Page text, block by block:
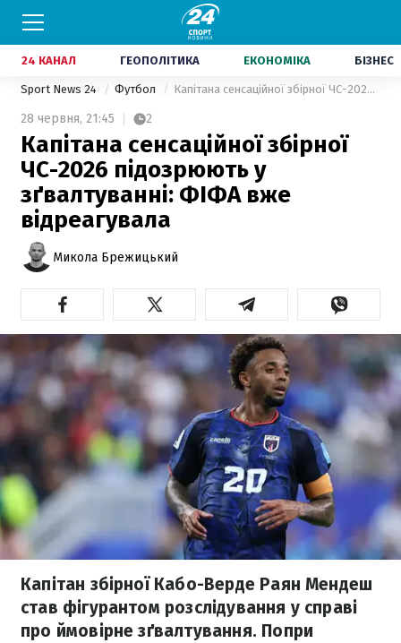
24 КАНАЛ ГЕОПОЛІТИКА ЕКОНОМІКА БІЗНЕС
Sport News 24 Футбол Капітана сенсаційної збірної ЧС-2026 підозрюють у зґвалтуванні: ФІФА вже відреагувала
28 червня, 21:45 2
Капітана сенсаційної збірної
ЧС-2026 підозрюють у
зґвалтуванні: ФІФА вже
відреагувала
Микола Брежицький
Капітан збірної Кабо-Верде Раян Мендеш
став фігурантом розслідування у справі
про ймовірне зґвалтування. Попри